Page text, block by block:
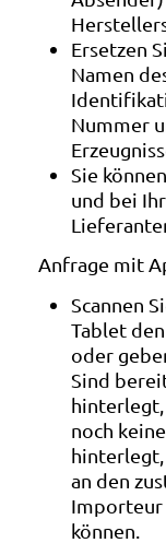
Ersetzen
Namen
Nummer
Sie
und bei
Anfrage mit
Scannen
Tablet
oder
Sind
hinterlegt,
noch
an den
Importeur
können.